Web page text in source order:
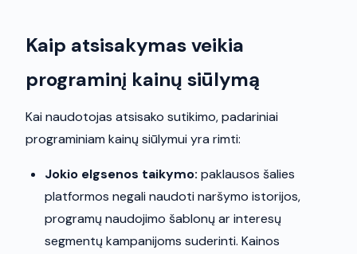
Kaip atsisakymas veikia
programinį kainų siūlymą
Kai naudotojas atsisako sutikimo, padariniai
programiniam kainų siūlymui yra rimti:
Jokio elgsenos taikymo: paklausos šalies
platformos negali naudoti naršymo istorijos,
programų naudojimo šablonų ar interesų
segmentų kampanijoms suderinti. Kainos